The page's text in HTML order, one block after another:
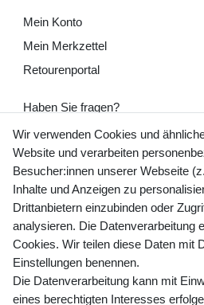
Mein Konto
Mein Merkzettel
Retourenportal
Haben Sie fragen?
+49 (0) 35243 460
Mo-Fr 9-15 Uhr
shop@banjado.com
Preisangaben inkl. gesetzl. MwSt.
Versandkosten
Wir verwenden Cookies und
Website und verarbeiten
Besucher:innen unserer Webseite
Inhalte und Anzeigen zu
Drittanbietern einzubinden oder
analysieren. Die Datenverarbeitung
Cookies. Wir teilen diese Daten mit
Einstellungen benennen.
Die Datenverarbeitung kann mit
eines berechtigten Interesses